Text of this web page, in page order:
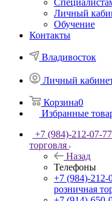
Личный
Обучение
Контакты
Владивосток
Личный
Корзина0
Избранные
+7 (984)-212-07-77
торговля
Назад
Телефоны
+7 (984)-212-
розничная